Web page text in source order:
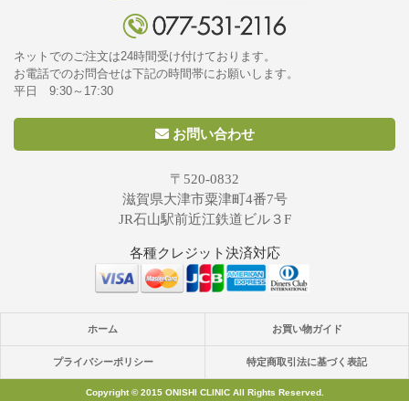
ネットでのご注文は24時間受け付けております。
お電話でのお問合せは下記の時間帯にお願いします。
平日 9:30～17:30
お問い合わせ
〒520-0832
滋賀県大津市粟津町4番7号
JR石山駅前近江鉄道ビル３F
各種クレジット決済対応
ホーム お買い物ガイド
プライバシーポリシー 特定商取引法に基づく表記
Copyright © 2015 ONISHI CLINIC All Rights Reserved.